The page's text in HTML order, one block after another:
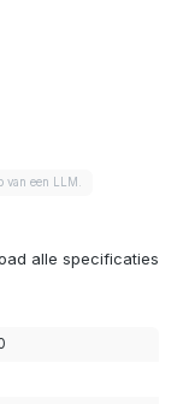
een LLM.
alle specificaties